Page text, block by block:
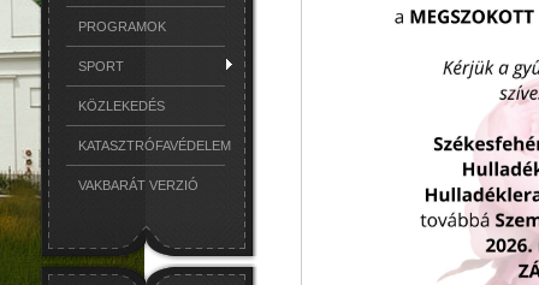
PROGRAMOK
SPORT
KÖZLEKEDÉS
KATASZTRÓFAVÉDELEM
VAKBARÁT VERZIÓ